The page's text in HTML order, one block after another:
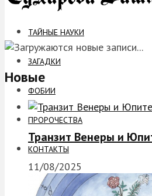
ТАЙНЫЕ НАУКИ
ЗАГАДКИ
ФОБИИ
ПРОРОЧЕСТВА
КОНТАКТЫ
Новые
Транзит Венеры и
11/08/2025